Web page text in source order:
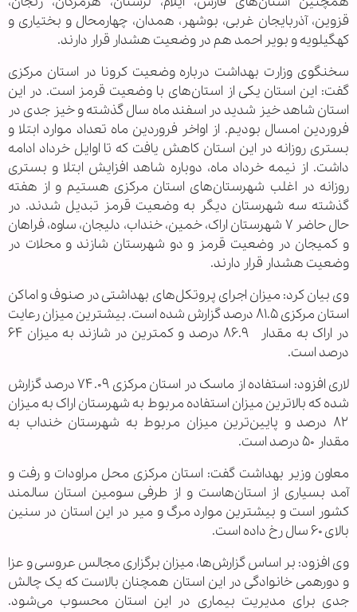
قزوین، آذربایجان غربی، بوشهر، همدان، چهارمحال و بختیاری و
کهگیلویه و بویر احمد هم در وضعیت هشدار قرار دارند.
سخنگوی وزارت بهداشت درباره وضعیت کرونا در استان مرکزی
گفت: این استان یکی از استان‌های با وضعیت قرمز است. در این
استان شاهد خیز شدید در اسفند ماه سال گذشته و خیز جدی در
فروردین امسال بودیم. از اواخر فروردین ماه تعداد موارد ابتلا و
بستری روزانه در این استان کاهش یافت که تا اوایل خرداد ادامه
داشت. از نیمه خرداد ماه، دوباره شاهد افزایش ابتلا و بستری
روزانه در اغلب شهرستان‌های استان مرکزی هستیم و از هفته
گذشته سه شهرستان دیگر به وضعیت قرمز تبدیل شدند. در
حال حاضر ۷ شهرستان اراک، خمین، خنداب، دلیجان، ساوه، فراهان
و کمیجان در وضعیت قرمز و دو شهرستان شازند و محلات در
وضعیت هشدار قرار دارند.
وی بیان کرد: میزان اجرای پروتکل‌های بهداشتی در صنوف و اماکن
استان مرکزی ۸۱.۵ درصد گزارش شده است. بیشترین میزان رعایت
در اراک به مقدار ۸۶.۹ درصد و کمترین در شازند به میزان ۶۴
درصد است.
لاری افزود: استفاده از ماسک در استان مرکزی ۷۴.۰۹ درصد گزارش
شده که بالاترین میزان استفاده مربوط به شهرستان اراک به میزان
۸۲ درصد و پایین‌ترین میزان مربوط به شهرستان خنداب به
مقدار ۵۰ درصد است.
معاون وزیر بهداشت گفت: استان مرکزی محل مراودات و رفت و
آمد بسیاری از استان‌هاست و از طرفی سومین استان سالمند
کشور است و بیشترین موارد مرگ و میر در این استان در سنین
بالای ۶۰ سال رخ داده است.
وی افزود: بر اساس گزارش‌ها، میزان برگزاری مجالس عروسی و عزا
و دورهمی خانوادگی در این استان همچنان بالاست که یک چالش
جدی برای مدیریت بیماری در این استان محسوب می‌شود.